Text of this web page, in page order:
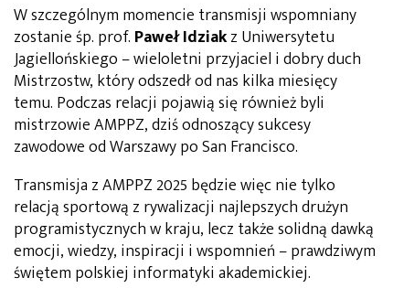
W szczególnym momencie transmisji wspomniany
zostanie śp. prof. Paweł Idziakz Uniwersytetu
Jagiellońskiego – wieloletni przyjaciel i dobry duch
Mistrzostw, który odszedł od nas kilka miesięcy
temu. Podczas relacji pojawią się również byli
mistrzowie AMPPZ, dziś odnoszący sukcesy
zawodowe od Warszawy po San Francisco.
Transmisja z AMPPZ 2025 będzie więc nie tylko
relacją sportową z rywalizacji najlepszych drużyn
programistycznych w kraju, lecz także solidną dawką
emocji, wiedzy, inspiracji i wspomnień – prawdziwym
świętem polskiej informatyki akademickiej.